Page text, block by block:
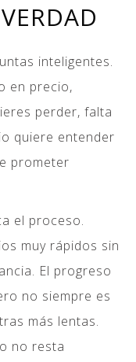
inteligentes.
en precio,
perder, falta
quiere entender
prometer
el proceso.
muy rápidos sin
El progreso
no siempre es
más lentas.
no resta